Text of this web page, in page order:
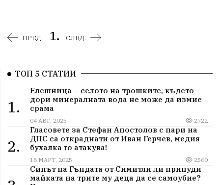
ПРЕД. 1. СЛЕД.
ТОП 5 СТАТИИ
1.
Елешница – селото на трошките, където
дори минералната вода не може да измие
срама
04 АВГ, 2025 2722
2.
Гласовете за Стефан Апостолов с пари на
ДПС са откраднати от Иван Герчев, медия
бухалка го атакува!
18 МАРТ, 2025 2560
Синът на Гъндата от Симитли ли принуди
майката на трите му деца да се самоубие?